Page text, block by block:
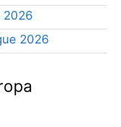
2026
2026